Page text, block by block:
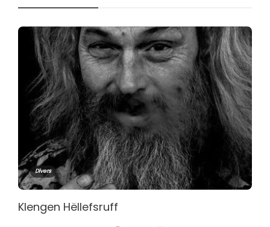
Divers
Klengen Hëllefsruff